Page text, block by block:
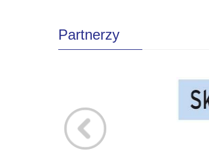
Partnerzy